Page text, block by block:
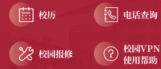
校历 电话查询
校园报修
校园VPN
使用帮助